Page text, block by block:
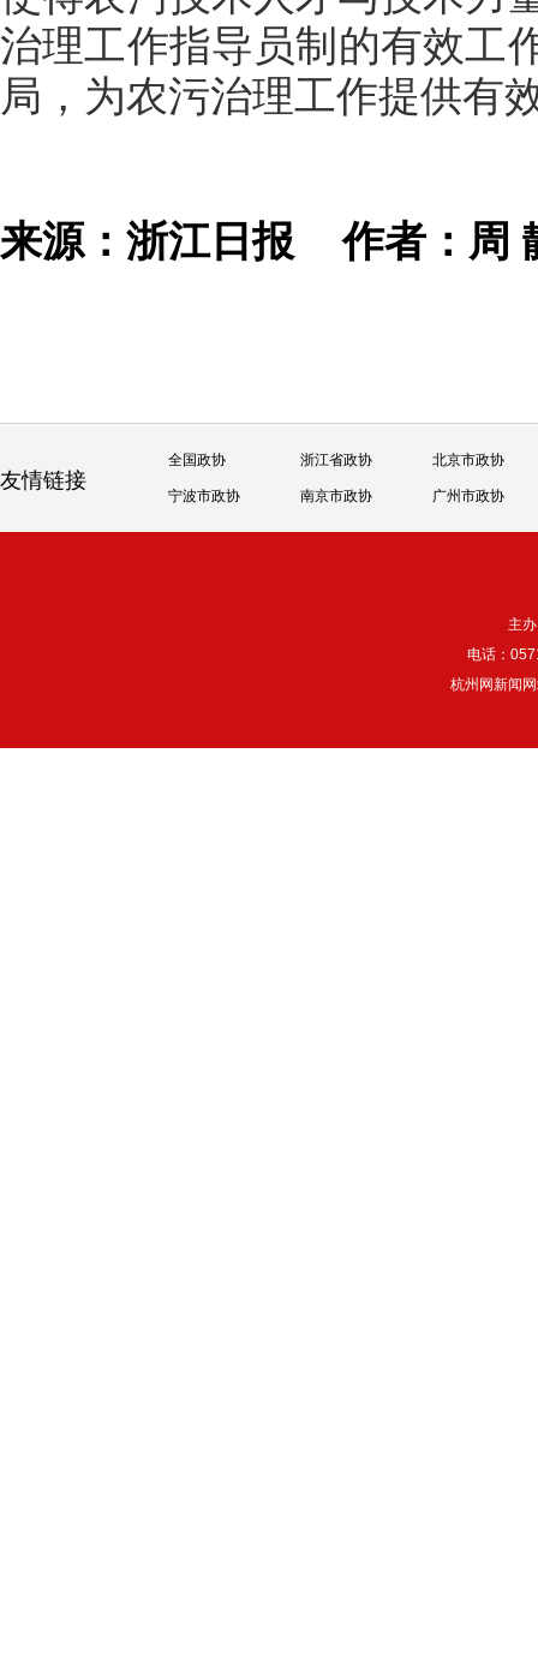
治理工作指导员制的有效工
局，为农污治理工作提供有
来源：浙江日报作者：
友情链接
全国政协 浙江省政协 北京市政协
宁波市政协 南京市政协 广州市政协
主
电话：
杭州网新闻